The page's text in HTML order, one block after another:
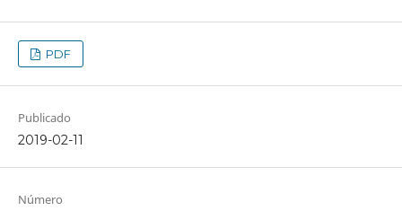
PDF
Publicado
2019-02-11
Número